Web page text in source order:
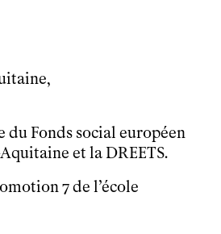
du Fonds social européen
et la DREETS.
7 de l’école